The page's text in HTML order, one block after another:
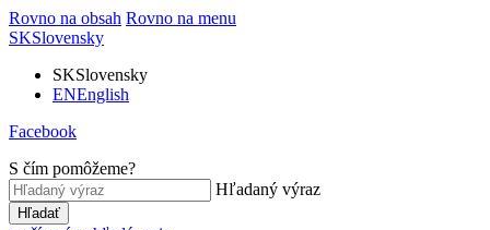
Rovno na obsah Rovno na menu
SKSlovensky
SKSlovensky
ENEnglish
Facebook
S čím pomôžeme?
Hľadaný výraz
Hľadať